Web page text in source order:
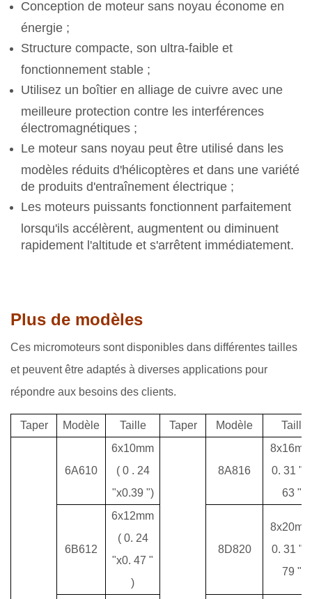
Conception de moteur sans noyau économe en
énergie ;
Structure compacte, son ultra-faible et
fonctionnement stable ;
Utilisez un boîtier en alliage de cuivre avec une
meilleure protection contre les interférences
électromagnétiques ;
Le moteur sans noyau peut être utilisé dans les
modèles réduits d'hélicoptères et dans une variété
de produits d'entraînement électrique ;
Les moteurs puissants fonctionnent parfaitement
lorsqu'ils accélèrent, augmentent ou diminuent
rapidement l'altitude et s'arrêtent immédiatement.
Plus de modèles
Ces micromoteurs sont disponibles dans différentes tailles
et peuvent être adaptés à diverses applications pour
répondre aux besoins des clients.
Taper Modèle Taille Taper Modèle Taille
6A610
6x10mm
( 0 . 24
"x0.39 ")
8A816
0. 31
63 "
6B612
6x12mm
( 0. 24
"x0. 47 "
)
8D820
0. 31
79 "